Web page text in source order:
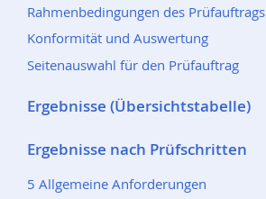
Rahmenbedingungen des Prüfauftrags
Konformität und Auswertung
Seitenauswahl für den Prüfauftrag
Ergebnisse (Übersichtstabelle)
Ergebnisse nach Prüfschritten
5 Allgemeine Anforderungen